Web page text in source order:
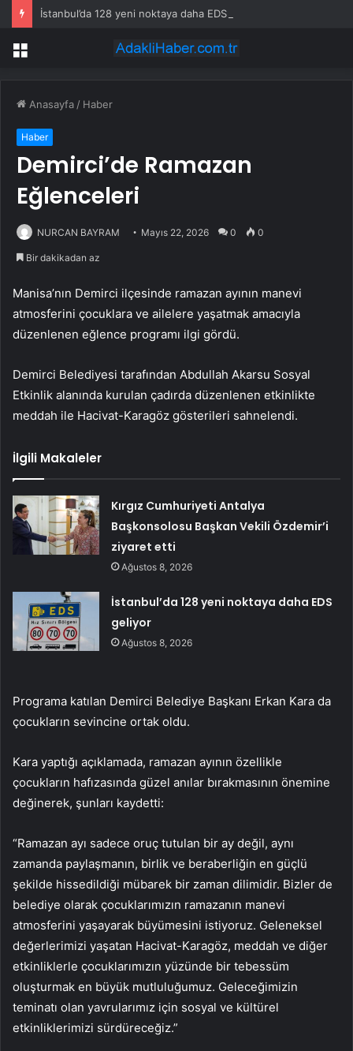
İstanbul’da 128 yeni noktaya daha EDS geliyor
Menü
Anasayfa / Haber
Haber
Demirci’de Ramazan
Eğlenceleri
NURCAN BAYRAM Mayıs 22, 2026 0 0
Bir dakikadan az
Manisa’nın Demirci ilçesinde ramazan ayının manevi
atmosferini çocuklara ve ailelere yaşatmak amacıyla
düzenlenen eğlence programı ilgi gördü.
Demirci Belediyesi tarafından Abdullah Akarsu Sosyal
Etkinlik alanında kurulan çadırda düzenlenen etkinlikte
meddah ile Hacivat-Karagöz gösterileri sahnelendi.
İlgili Makaleler
Kırgız Cumhuriyeti Antalya
Başkonsolosu Başkan Vekili Özdemir’i
ziyaret etti
Ağustos 8, 2026
İstanbul’da 128 yeni noktaya daha EDS
geliyor
Ağustos 8, 2026
Programa katılan Demirci Belediye Başkanı Erkan Kara da
çocukların sevincine ortak oldu.
Kara yaptığı açıklamada, ramazan ayının özellikle
çocukların hafızasında güzel anılar bırakmasının önemine
değinerek, şunları kaydetti:
“Ramazan ayı sadece oruç tutulan bir ay değil, aynı
zamanda paylaşmanın, birlik ve beraberliğin en güçlü
şekilde hissedildiği mübarek bir zaman dilimidir. Bizler de
belediye olarak çocuklarımızın ramazanın manevi
atmosferini yaşayarak büyümesini istiyoruz. Geleneksel
değerlerimizi yaşatan Hacivat-Karagöz, meddah ve diğer
etkinliklerle çocuklarımızın yüzünde bir tebessüm
oluşturmak en büyük mutluluğumuz. Geleceğimizin
teminatı olan yavrularımız için sosyal ve kültürel
etkinliklerimizi sürdüreceğiz.”